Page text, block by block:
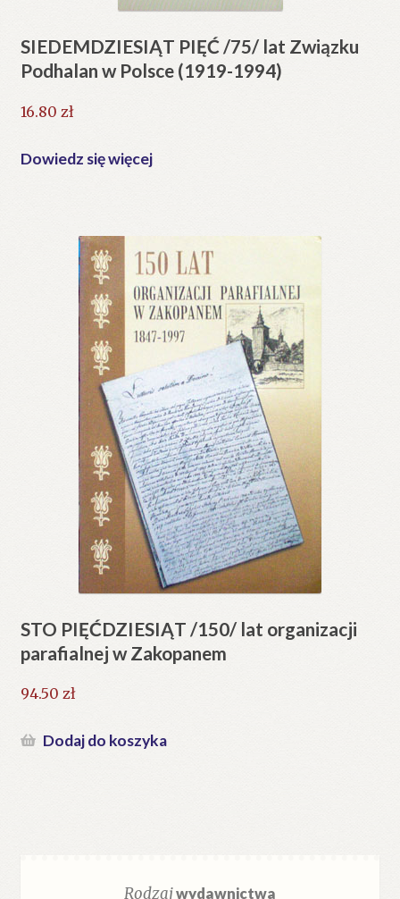
SIEDEMDZIESIĄT PIĘĆ /75/ lat Związku
Podhalan w Polsce (1919-1994)
16.80 zł
Dowiedz się więcej
STO PIĘĆDZIESIĄT /150/ lat organizacji
parafialnej w Zakopanem
94.50 zł
Dodaj do koszyka
Rodzajwydawnictwa